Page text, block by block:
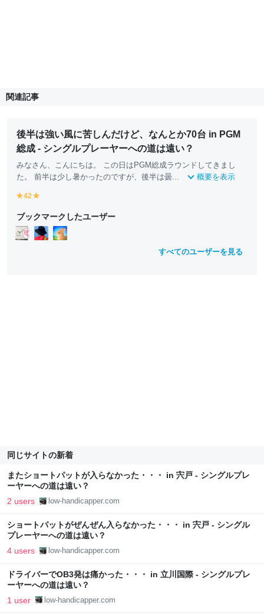
関連記事
後半は強い風に苦しんだけど、なんとか70台 in PGM
総成 - シングルプレーヤーへの道は遠い？
みなさん、こんにちは。 この日はPGM総成ラウンドしてきまし
た。 前半は少し暑かったのですが、後半は曇...
概要を表示
y
ll
o
w
42
ll
o
w
ブックマークしたユーザー
すべてのユーザーを見る
同じサイトの新着
またショートパットが入らなかった・・・ in 宍戸 - シングルプレ
ーヤーへの道は遠い？
2 users low-handicapper.com
ショートパットがぜんぜん入らなかった・・・ in 宍戸 - シングル
プレーヤーへの道は遠い？
4 users low-handicapper.com
ドライバーでOB3発は痛かった・・・ in 立川国際 - シングルプレ
ーヤーへの道は遠い？
1 user low-handicapper.com